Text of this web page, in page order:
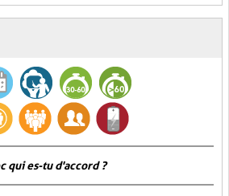
qui es-tu d'accord ?